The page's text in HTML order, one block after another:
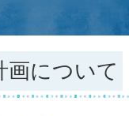
画について